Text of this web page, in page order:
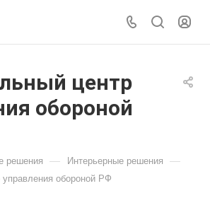
центр
обороной
решения — Интерьерные решения —
обороной РФ